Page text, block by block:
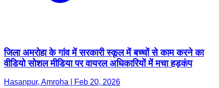
जिला अमरोहा के गांव में सरकारी स्कूल में बच्चों से काम करने का
वीडियो सोशल मीडिया पर वायरल अधिकारियों में मचा हड़कंप
Hasanpur, Amroha | Feb 20, 2026